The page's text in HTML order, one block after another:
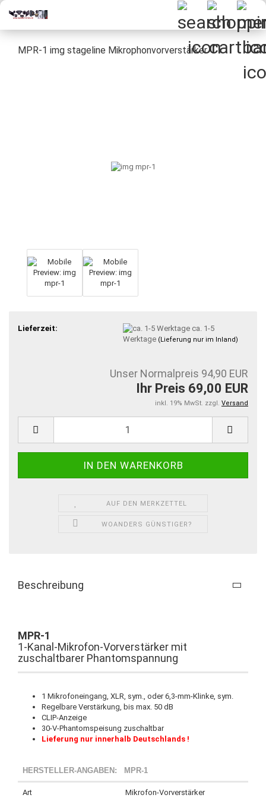
MPR-1 img stageline Mikrophonvorverstärker
Lieferzeit:
ca. 1-5
Werktage (Lieferung nur im Inland)
Unser Normalpreis 94,90 EUR
Ihr Preis 69,00 EUR
inkl. 19% MwSt. zzgl. Versand
AUF DEN MERKZETTEL
WOANDERS GÜNSTIGER?
Beschreibung
MPR-1
1-Kanal-Mikrofon-Vorverstärker mit
zuschaltbarer Phantomspannung
1 Mikrofoneingang, XLR, sym., oder 6,3-mm-Klinke, sym.
Regelbare Verstärkung, bis max. 50 dB
CLIP-Anzeige
30-V-Phantomspeisung zuschaltbar
Lieferung nur innerhalb Deutschlands !
HERSTELLER-ANGABEN: MPR-1
Art Mikrofon-Vorverstärker